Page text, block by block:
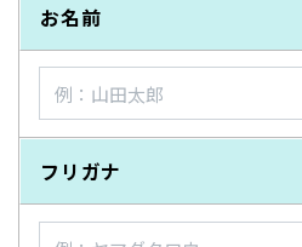
お名前
フリガナ